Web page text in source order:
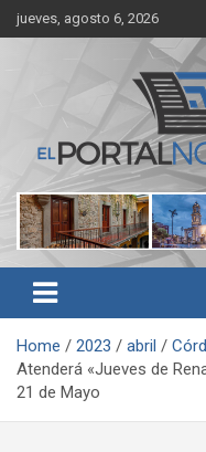
Skip
to
jueves, agosto 6, 2026
El Portal
Noticias de Córdoba,
Home 2023 abril
Atenderá «Jueves de
21 de Mayo